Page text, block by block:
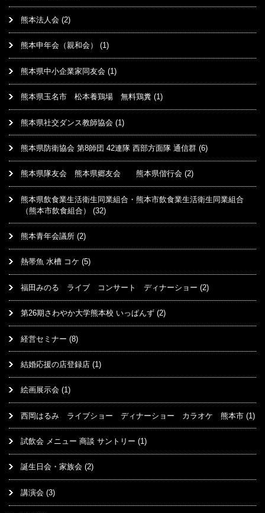
熊本法人会 (2)
熊本申年会（親和会） (1)
熊本県中小企業家同友会 (1)
熊本県玉名市 松本養鶏場 無料鶏糞 (1)
熊本県社交ダンス教師協会 (1)
熊本県防衛協会 第8師団 42連隊 西部方面隊 通信群 (6)
熊本県隊友会 熊本県郷友会 熊本県偕行会 (2)
熊本県飲食業生活衛生同業組合・熊本市飲食業生活衛生同業組合
（熊本市飲食組合） (32)
熊本青年会議所 (2)
熱帯魚 水槽 コケ (5)
福田みのる ライブ コンサート ディナーショー (2)
第26期さわやか大学熊本校 いっぱんず (2)
経営セミナー (8)
結婚応援の店登録店 (1)
絵画展示会 (1)
西岡はるみ ライブショー ディナーショー カラオケ 熊本市 (1)
試飲会 メニュー 商談 サントリー (1)
誕生日会・家族会 (2)
講演会 (3)